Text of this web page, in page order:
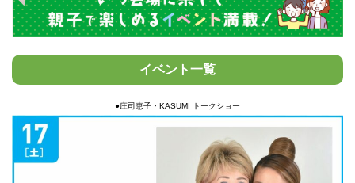
イベント一覧
●庄司恵子・KASUMI トークショー